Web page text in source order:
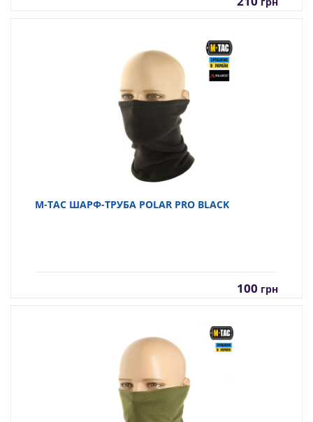
M-TAC ШАРФ-ТРУБА POLAR PRO BLACK
100 грн